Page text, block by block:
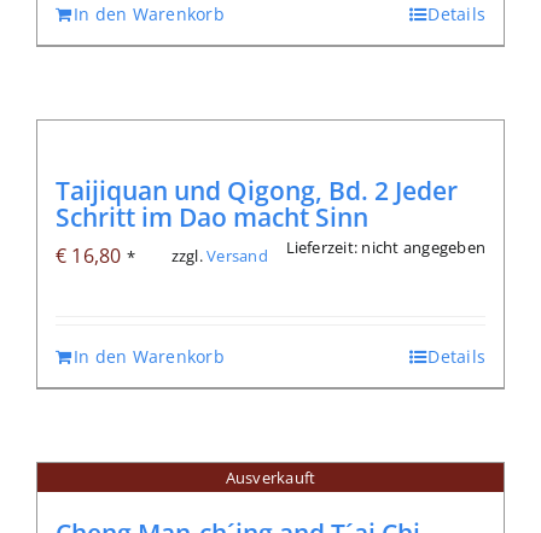
In den Warenkorb Details
Taijiquan und Qigong, Bd. 2 Jeder
Schritt im Dao macht Sinn
€ 16,80 * zzgl.Versand Lieferzeit: nicht angegeben
In den Warenkorb Details
Ausverkauft